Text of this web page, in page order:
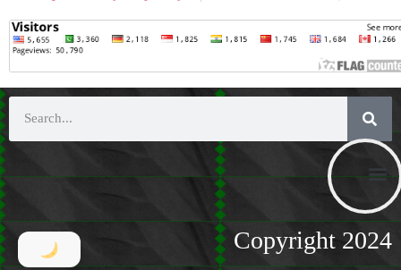
Copyright 2024